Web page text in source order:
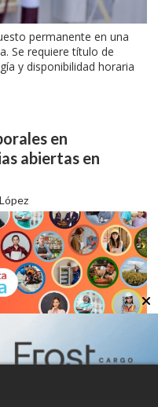
permanente en una
Se requiere título de
y disponibilidad horaria
en
abiertas en